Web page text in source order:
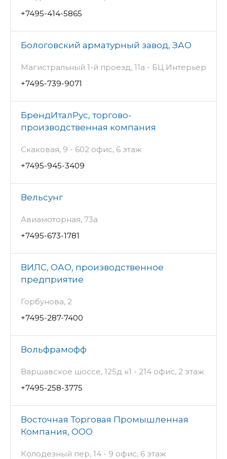
+7495-414-5865
Бологовский арматурный завод, ЗАО
Магистральный 1-й проезд, 11а - БЦ Интерьер
+7495-739-9071
БрендИталРус, торгово-
производственная компания
Скаковая, 9 - 602 офис, 6 этаж
+7495-945-3409
Вельсунг
Авиамоторная, 73а
+7495-673-1781
ВИЛС, ОАО, производственное
предприятие
Горбунова, 2
+7495-287-7400
Вольфрамофф
Варшавское шоссе, 125д к1 - 214 офис, 2 этаж
+7495-258-3775
Восточная Торговая Промышленная
Компания, ООО
Колодезный пер, 14 - 9 офис, 6 этаж